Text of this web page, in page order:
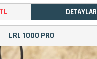
DETAYLAR
LRL 1000 PRO